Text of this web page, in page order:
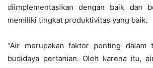
diimplementasikan dengan baik dan
memiliki tingkat produktivitas yang baik.
“Air merupakan faktor penting dalam
budidaya pertanian. Oleh karena itu,